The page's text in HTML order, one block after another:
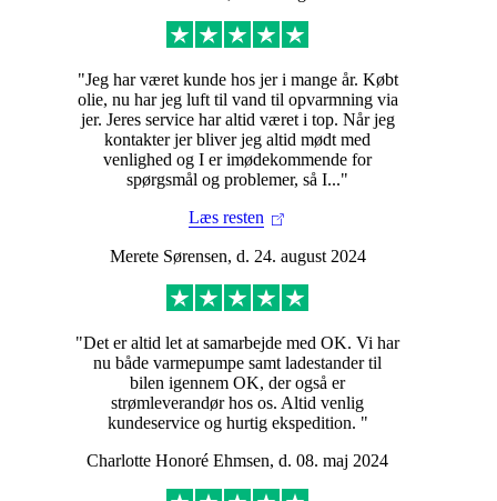
varmepumpen.
Læs mere om placering
af varmepumper
varmepumpe?
For at opnå den mest
effektive varmepumpe og
den største besparelse på
varmeregningen, skal du
"Jeg har været kunde hos jer i mange år. Købt
olie, nu har jeg luft til vand til opvarmning via
jer. Jeres service har altid været i top. Når jeg
kontakter jer bliver jeg altid mødt med
venlighed og I er imødekommende for
spørgsmål og problemer, så I..."
Læs resten
Merete Sørensen, d. 24. august 2024
"Det er altid let at samarbejde med OK. Vi har
nu både varmepumpe samt ladestander til
bilen igennem OK, der også er
strømleverandør hos os. Altid venlig
kundeservice og hurtig ekspedition. "
Charlotte Honoré Ehmsen, d. 08. maj 2024